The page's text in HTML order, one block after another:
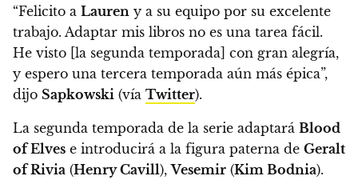
“Felicito a Lauren y a su equipo por su excelente
trabajo. Adaptar mis libros no es una tarea fácil.
He visto [la segunda temporada] con gran alegría,
y espero una tercera temporada aún más épica”,
dijo Sapkowski (vía Twitter).
La segunda temporada de la serie adaptará Blood
of Elves e introducirá a la figura paterna de Geralt
of Rivia (Henry Cavill),Vesemir (Kim Bodnia).